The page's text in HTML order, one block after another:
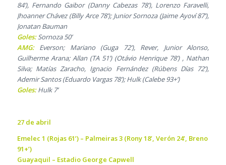
84’), Fernando Gaibor (Danny Cabezas 78’), Lorenzo Faravelli,
Jhoanner Chávez (Billy Arce 78’); Junior Sornoza (Jaime Ayoví 87’),
Jonatan Bauman
Goles:Sornoza 50’
AMG:Everson; Mariano (Guga 72’), Rever, Junior Alonso,
Guilherme Arana; Allan (TA 51’) (Otávio Henrique 78’) , Nathan
Silva; Matías Zaracho, Ignacio Fernández (Rúbens Días 72’),
Ademir Santos (Eduardo Vargas 78’); Hulk (Calebe 93+’)
Goles:Hulk 7’
27 de abril
Emelec 1 (Rojas 61’) – Palmeiras 3 (Rony 18’, Verón 24’, Breno
91+’)
Guayaquil – Estadio George Capwell